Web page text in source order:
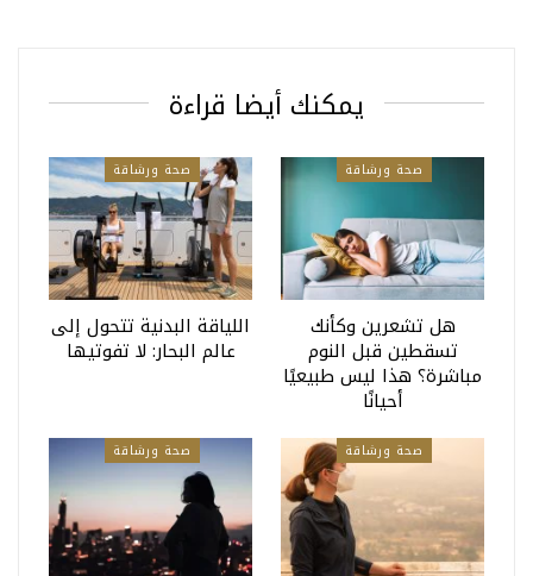
يمكنك أيضا قراءة
صحة ورشاقة
هل تشعرين وكأنك
تسقطين قبل النوم
مباشرة؟ هذا ليس طبيعيًا
أحيانًا
صحة ورشاقة
اللياقة البدنية تتحول إلى
عالم البحار: لا تفوتيها
صحة ورشاقة صحة ورشاقة